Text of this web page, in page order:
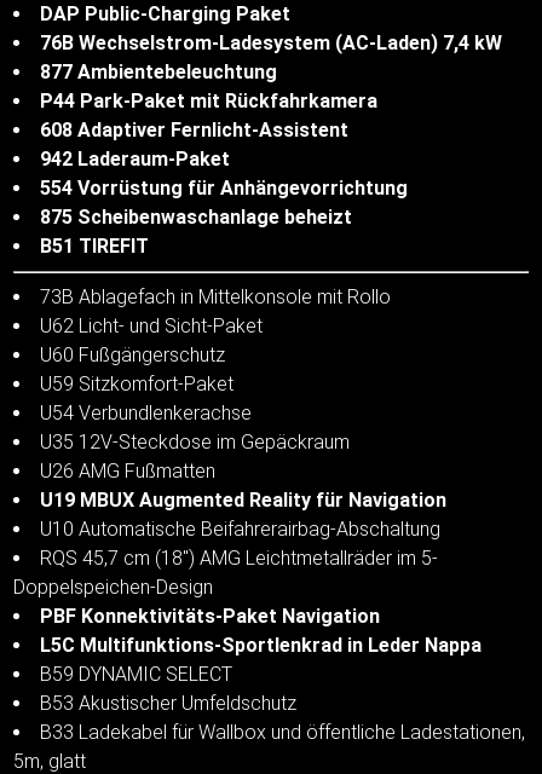
DAP Public-Charging Paket
76B Wechselstrom-Ladesystem (AC-Laden) 7,4 kW
877 Ambientebeleuchtung
P44 Park-Paket mit Rückfahrkamera
608 Adaptiver Fernlicht-Assistent
942 Laderaum-Paket
554 Vorrüstung für Anhängevorrichtung
875 Scheibenwaschanlage beheizt
B51 TIREFIT
73B Ablagefach in Mittelkonsole mit Rollo
U62 Licht- und Sicht-Paket
U60 Fußgängerschutz
U59 Sitzkomfort-Paket
U54 Verbundlenkerachse
U35 12V-Steckdose im Gepäckraum
U26 AMG Fußmatten
U19 MBUX Augmented Reality für Navigation
U10 Automatische Beifahrerairbag-Abschaltung
RQS 45,7 cm (18") AMG Leichtmetallräder im 5-
Doppelspeichen-Design
PBF Konnektivitäts-Paket Navigation
L5C Multifunktions-Sportlenkrad in Leder Nappa
B59 DYNAMIC SELECT
B53 Akustischer Umfeldschutz
B33 Ladekabel für Wallbox und öffentliche Ladestationen,
5m, glatt